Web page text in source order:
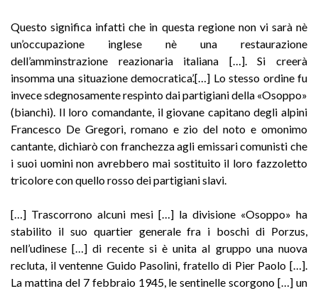
Questo significa infatti che in questa regione non vi sarà nè
un’occupazione inglese nè una restaurazione
dell’amminstrazione reazionaria italiana […]. Si creerà
insomma una situazione democratica’.[…] Lo stesso ordine fu
invece sdegnosamente respinto dai partigiani della «Osoppo»
(bianchi). Il loro comandante, il giovane capitano degli alpini
Francesco De Gregori, romano e zio del noto e omonimo
cantante, dichiarò con franchezza agli emissari comunisti che
i suoi uomini non avrebbero mai sostituito il loro fazzoletto
tricolore con quello rosso dei partigiani slavi.
[…] Trascorrono alcuni mesi […] la divisione «Osoppo» ha
stabilito il suo quartier generale fra i boschi di Porzus,
nell’udinese […] di recente si è unita al gruppo una nuova
recluta, il ventenne Guido Pasolini, fratello di Pier Paolo […].
La mattina del 7 febbraio 1945, le sentinelle scorgono […] un